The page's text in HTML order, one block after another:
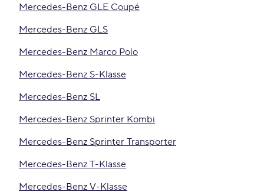
Mercedes-Benz GLE Coupé
Mercedes-Benz GLS
Mercedes-Benz Marco Polo
Mercedes-Benz S-Klasse
Mercedes-Benz SL
Mercedes-Benz Sprinter Kombi
Mercedes-Benz Sprinter Transporter
Mercedes-Benz T-Klasse
Mercedes-Benz V-Klasse